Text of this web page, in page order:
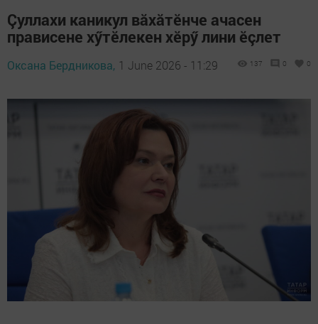
Çуллахи каникул вăхăтӗнче ачасен
прависене хӳтӗлекен хӗрӳ лини ӗçлет
Оксана Бердникова, 1 June 2026 - 11:29 137 0 0